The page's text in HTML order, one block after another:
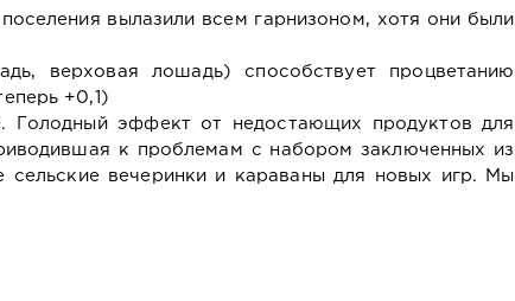
вылазили всем гарнизоном, хотя они были
верховая лошадь) способствует процветанию
+0,1)
Голодный эффект от недостающих продуктов для
к проблемам с набором заключенных из
сельские вечеринки и караваны для новых игр. Мы